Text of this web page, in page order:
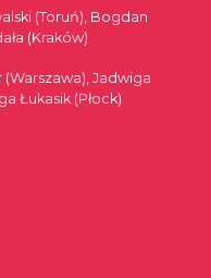
(Toruń), Bogdan
(Kraków)
Jadwiga
Łukasik (Płock)